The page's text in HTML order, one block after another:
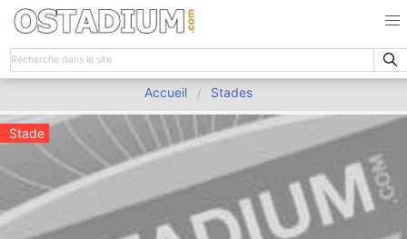
Accueil Stades
Stade